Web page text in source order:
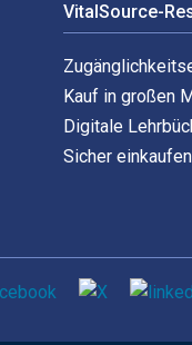
VitalSource-
Kauf in großen
Digitale
Sicher